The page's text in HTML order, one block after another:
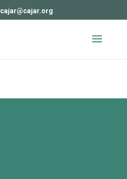
cajar@cajar.org